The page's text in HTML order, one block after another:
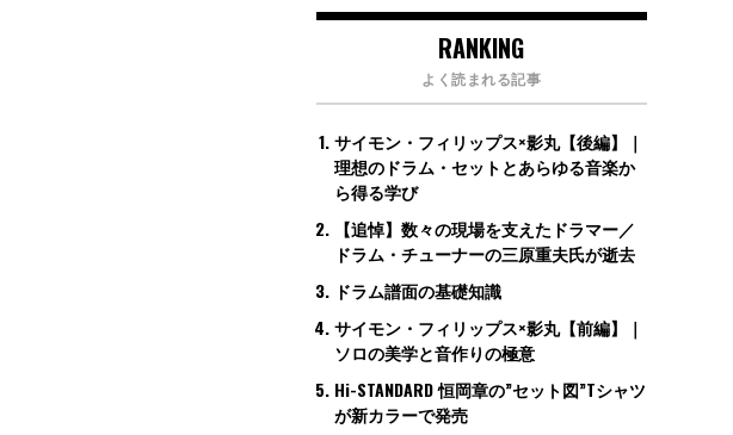
RANKING
よく読まれる記事
サイモン・フィリップス×影丸【後編】｜
理想のドラム・セットとあらゆる音楽か
ら得る学び
【追悼】数々の現場を支えたドラマー／
ドラム・チューナーの三原重夫氏が逝去
ドラム譜面の基礎知識
サイモン・フィリップス×影丸【前編】｜
ソロの美学と音作りの極意
Hi-STANDARD 恒岡章の”セット図”Tシャツ
が新カラーで発売